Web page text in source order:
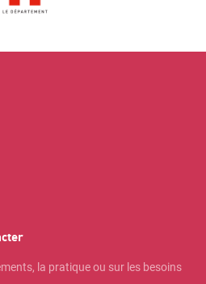
la pratique ou sur les besoins